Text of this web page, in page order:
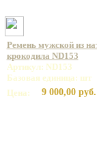
Ремень мужской из
крокодила ND153
Артикул: ND153
Базовая единица: шт
Цена:
9 000,00 руб.